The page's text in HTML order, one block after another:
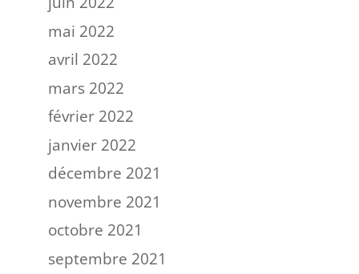
mai 2022
avril 2022
mars 2022
février 2022
janvier 2022
décembre 2021
novembre 2021
octobre 2021
septembre 2021